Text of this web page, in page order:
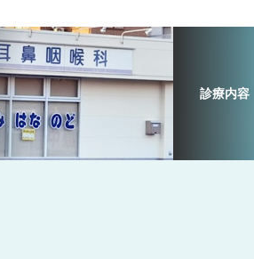
診療内容